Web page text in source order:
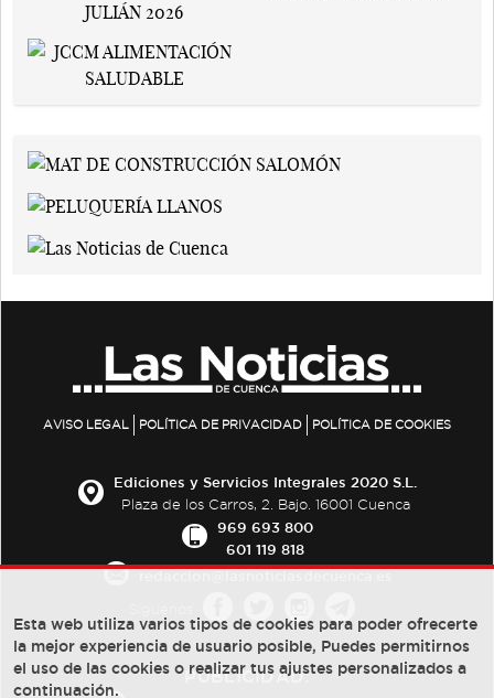
AVISO LEGAL POLÍTICA DE PRIVACIDAD POLÍTICA DE COOKIES
Ediciones y Servicios Integrales 2020 S.L.
Plaza de los Carros, 2. Bajo. 16001 Cuenca
969 693 800
601 119 818
PUBLICIDAD:
Esta web utiliza varios tipos de cookies para poder ofrecerte
la mejor experiencia de usuario posible, Puedes permitirnos
el uso de las cookies o realizar tus ajustes personalizados a
continuación.